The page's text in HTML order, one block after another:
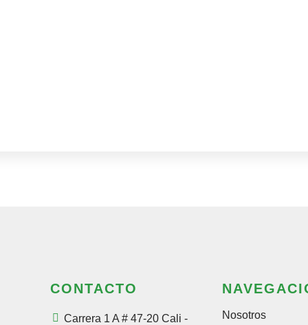
CONTACTO
Carrera 1 A # 47-20 Cali -
Nosotros